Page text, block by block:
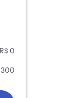
R$ 0
300